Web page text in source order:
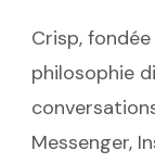
Crisp,
philosophie
Messenger,